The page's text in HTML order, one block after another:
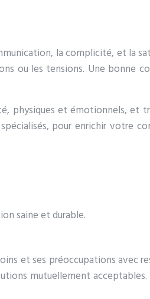
la complicité, et la
ou les tensions. Une bonne
physiques et émotionnels, et
pour enrichir votre
saine et durable.
et ses préoccupations avec
mutuellement